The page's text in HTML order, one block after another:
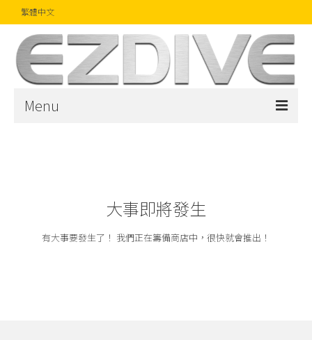
繁體中文
Menu
精品
大事即將發生
有大事要發生了！ 我們正在籌備商店中，很快就會推出！